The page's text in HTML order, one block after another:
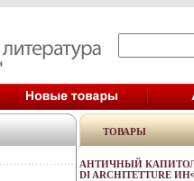
ТОВАРЫ
АНТИЧНЫЙ
DI ARCHITETTURE